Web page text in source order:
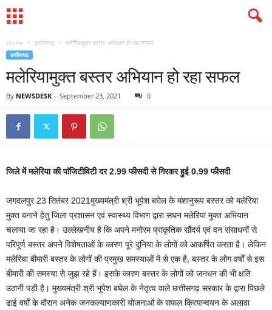
Home छत्तीसगढ़ मलेरियामुक्त बस्तर अभियान हो रहा सफल
छत्तीसगढ़
मलेरियामुक्त बस्तर अभियान हो रहा सफल
By NEWSDESK - September 23, 2021 0
जिले में मलेरिया की पाॅजिटीविटी दर 2.99 फीसदी से गिरकर हुई 0.99 फीसदी
जगदलपुर 23 सितंबर 2021मुख्यमंत्री श्री भूपेश बघेल के मंशानुरूप बस्तर को मलेरिया
मुक्त बनाने हेतु जिला प्रशासन एवं स्वास्थ्य विभाग द्वारा सघन मलेरिया मुक्त अभियान
चलाया जा रहा है। उल्लेखनीय है कि अपने मनोरम प्राकृतिक सौंदर्य एवं वन संसाधनों से
परिपूर्ण बस्तर अपने विशेषताओं के कारण पूरे दुनिया के लोगों को आकर्षित करता है। लेकिन
मलेरिया बीमारी बस्तर के लोगों की प्रमुख समस्याओं में से एक है, बस्तर के लोग वर्षों से इस
बीमारी की समस्या से जुझ रहे हैं। इसके कारण बस्तर के लोगों को जनधन की भी क्षति
उठानी पड़ी है। मुख्यमंत्री श्री भूपेश बघेल के नेतृत्व वाले छत्तीसगढ़ सरकार के द्वारा पिछले
ढाई वर्षों के दौरान अनेक जनकल्याणकारी योजनाओं के सफल क्रियान्वयन के अलावा